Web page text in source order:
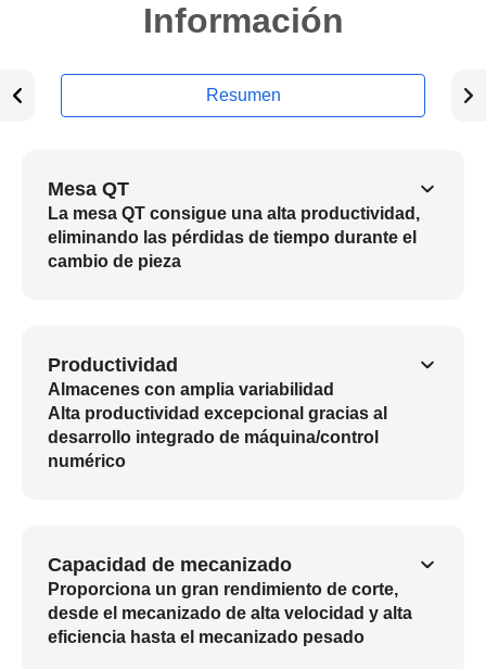
Información
Resumen
Mesa QT
La mesa QT consigue una alta productividad,
eliminando las pérdidas de tiempo durante el
cambio de pieza
Productividad
Almacenes con amplia variabilidad
Alta productividad excepcional gracias al
desarrollo integrado de máquina/control
numérico
Capacidad de mecanizado
Proporciona un gran rendimiento de corte,
desde el mecanizado de alta velocidad y alta
eficiencia hasta el mecanizado pesado